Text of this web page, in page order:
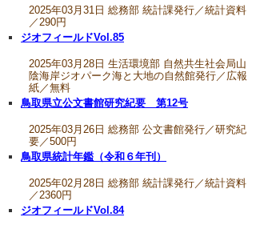
2025年03月31日 総務部 統計課発行／統計資料
／290円
ジオフィールドVol.85
2025年03月28日 生活環境部 自然共生社会局山
陰海岸ジオパーク海と大地の自然館発行／広報
紙／無料
鳥取県立公文書館研究紀要 第12号
2025年03月26日 総務部 公文書館発行／研究紀
要／500円
鳥取県統計年鑑（令和６年刊）
2025年02月28日 総務部 統計課発行／統計資料
／2360円
ジオフィールドVol.84